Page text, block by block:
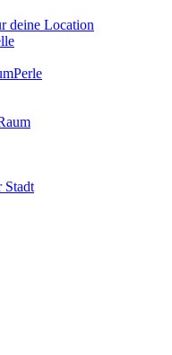
deine Location
Stadt